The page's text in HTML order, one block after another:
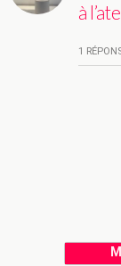
à
1